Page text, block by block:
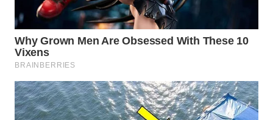
DEPOK
WN
TAPANULI
UTARA